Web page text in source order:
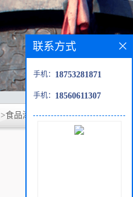
>食品添加剂>缬氨酸
联系方式
手机： 18753281871
手机： 18560611307